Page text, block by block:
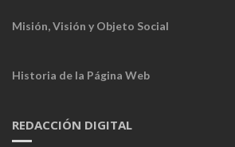
Misión, Visión y Objeto Social
Historia de la Página Web
REDACCIÓN DIGITAL